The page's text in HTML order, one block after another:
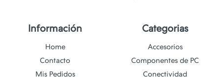
Información
Home
Contacto
Mis Pedidos
Categorias
Accesorios
Componentes de PC
Conectividad